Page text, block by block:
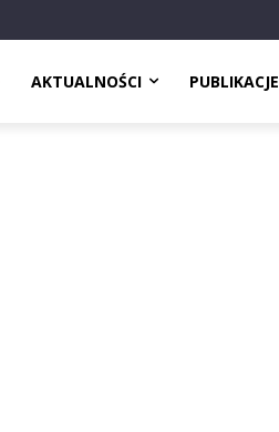
AKTUALNOŚCI PUBLIKACJE